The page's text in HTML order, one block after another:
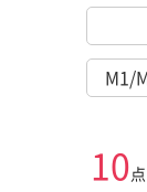
M1/
10点